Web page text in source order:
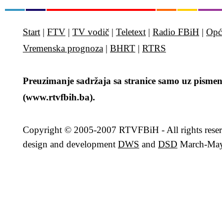
Start | FTV | TV vodič | Teletext | Radio FBiH |
Vremenska prognoza | BHRT | RTRS
Preuzimanje sadržaja sa stranice samo uz
(www.rtvfbih.ba).
Copyright © 2005-2007 RTVFBiH - All rights
design and development DWS and DSD March-